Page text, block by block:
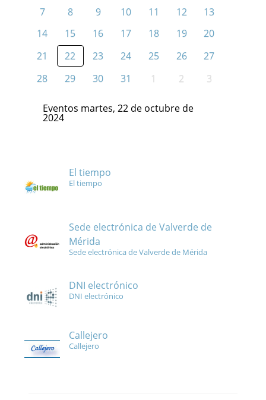
7
8 9 10 11 12
13
14
15 16 17 18 19
20
21
22 23 24 25 26
27
28
29 30 31 1 2 3
Eventos martes, 22 de octubre de
2024
El tiempo
El tiempo
Sede electrónica de Valverde de
Mérida
Sede electrónica de Valverde de Mérida
DNI electrónico
DNI electrónico
Callejero
Callejero